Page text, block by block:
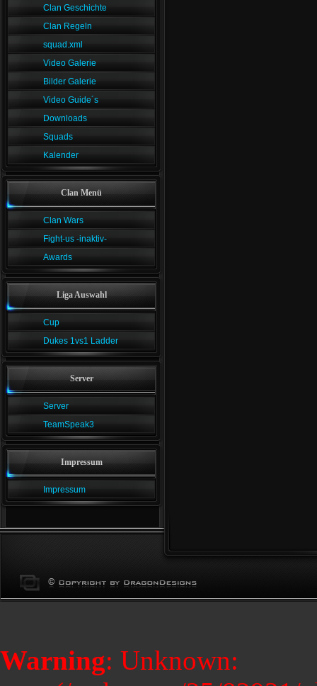
Clan Geschichte
Clan Regeln
squad.xml
Video Galerie
Bilder Galerie
Video Guide´s
Downloads
Squads
Kalender
Clan Menü
Clan Wars
Fight-us -inaktiv-
Awards
Liga Auswahl
Cup
Dukes 1vs1 Ladder
Server
Server
TeamSpeak3
Impressum
Impressum
Warning: Unknown: